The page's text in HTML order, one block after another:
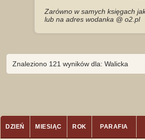
Zarówno w samych księgach
lub na adres wodanka @ o2.pl
Znaleziono 121 wyników dla: Walicka
DZIEŃ MIESIĄC ROK PARAFIA